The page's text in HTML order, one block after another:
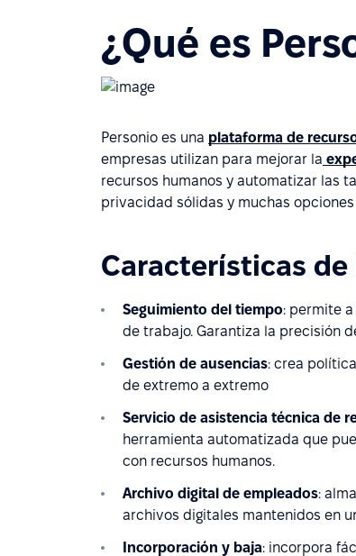
¿Qué es
Personio es una plataforma de
empresas utilizan para mejorar la
recursos humanos y automatizar las
privacidad sólidas y muchas
Características de
Seguimiento del tiempo: permite
de trabajo. Garantiza la precisión
Gestión de ausencias: crea
de extremo a extremo
Servicio de asistencia técnica de
herramienta automatizada que
con recursos humanos.
Archivo digital de empleados:
archivos digitales mantenidos en
Incorporación y baja: incorpora